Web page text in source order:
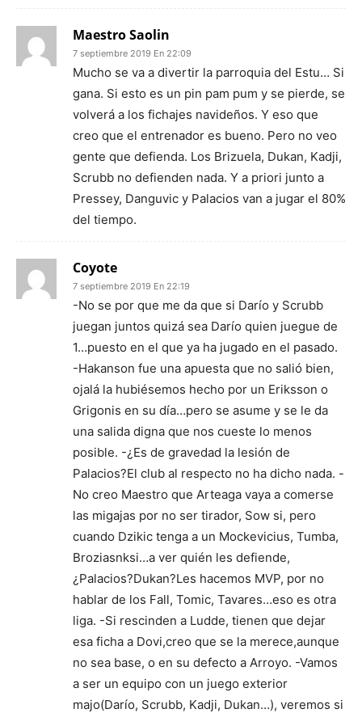
Maestro Saolin
7 septiembre 2019 En 22:09
Mucho se va a divertir la parroquia del Estu… Si
gana. Si esto es un pin pam pum y se pierde, se
volverá a los fichajes navideños. Y eso que
creo que el entrenador es bueno. Pero no veo
gente que defienda. Los Brizuela, Dukan, Kadji,
Scrubb no defienden nada. Y a priori junto a
Pressey, Danguvic y Palacios van a jugar el 80%
del tiempo.
Coyote
7 septiembre 2019 En 22:19
-No se por que me da que si Darío y Scrubb
juegan juntos quizá sea Darío quien juegue de
1…puesto en el que ya ha jugado en el pasado.
-Hakanson fue una apuesta que no salió bien,
ojalá la hubiésemos hecho por un Eriksson o
Grigonis en su día…pero se asume y se le da
una salida digna que nos cueste lo menos
posible. -¿Es de gravedad la lesión de
Palacios?El club al respecto no ha dicho nada. -
No creo Maestro que Arteaga vaya a comerse
las migajas por no ser tirador, Sow si, pero
cuando Dzikic tenga a un Mockevicius, Tumba,
Broziasnksi…a ver quién les defiende,
¿Palacios?Dukan?Les hacemos MVP, por no
hablar de los Fall, Tomic, Tavares…eso es otra
liga. -Si rescinden a Ludde, tienen que dejar
esa ficha a Dovi,creo que se la merece,aunque
no sea base, o en su defecto a Arroyo. -Vamos
a ser un equipo con un juego exterior
majo(Darío, Scrubb, Kadji, Dukan…), veremos si